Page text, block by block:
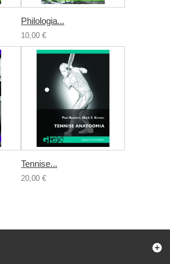
Philologia...
10,00 €
Tennise...
20,00 €